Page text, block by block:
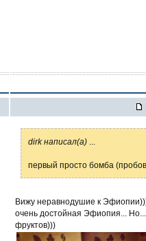
dirk написал(а)
первый просто бомба
Вижу неравнодушие к
очень достойная Эфиопия...
фруктов)))